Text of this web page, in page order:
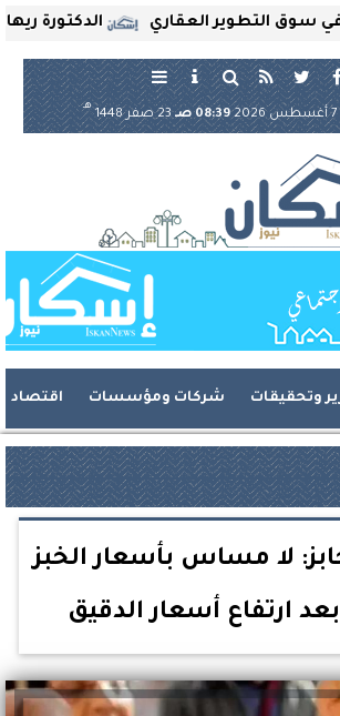
الدكتورة ريهام التطوير العقاري
7 أغسطس 2026 08:39 صـ 23 صفر 1448
هـ
وتحقيقات شركات ومؤسسات اقتصاد
لا مساس بأسعار الخبز
ارتفاع أسعار الدقيق